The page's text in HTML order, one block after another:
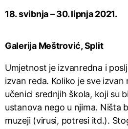
18. svibnja – 30. lipnja 2021.
Galerija Meštrović, Split
Umjetnost je izvanredna i
izvan reda. Koliko je sve izvan
učenici srednjih škola, koji su
ustanova nego u njima. Ništa
muzeji (virusi, potresi itd.).